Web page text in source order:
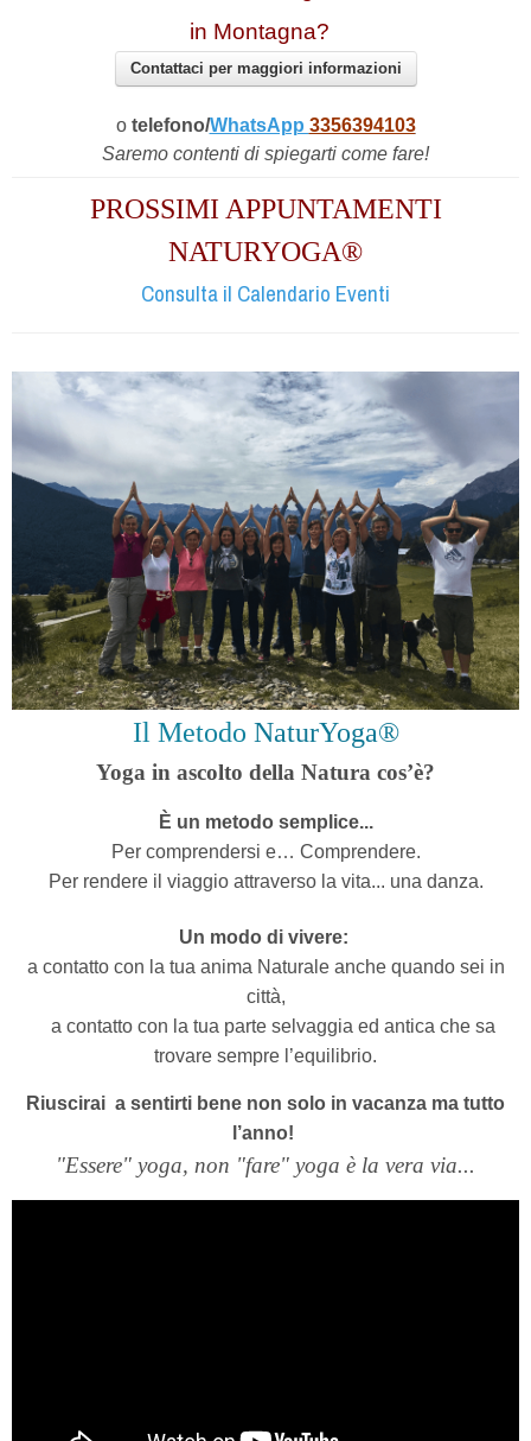
in Montagna?
Contattaci per maggiori informazioni
o telefono/WhatsApp 3356394103
Saremo contenti di spiegarti come fare!
PROSSIMI APPUNTAMENTI
NATURYOGA®
Consulta il Calendario Eventi
Il Metodo NaturYoga®
Yoga in ascolto della Natura cos’è?
È un metodo semplice...
Per comprendersi e… Comprendere.
Per rendere il viaggio attraverso la vita... una danza.
Un modo di vivere:
a contatto con la tua anima Naturale anche quando sei in
città,
a contatto con la tua parte selvaggia ed antica che sa
trovare sempre l’equilibrio.
Riuscirai a sentirti bene non solo in vacanza ma tutto
l’anno!
"Essere" yoga, non "fare" yoga è la vera via...